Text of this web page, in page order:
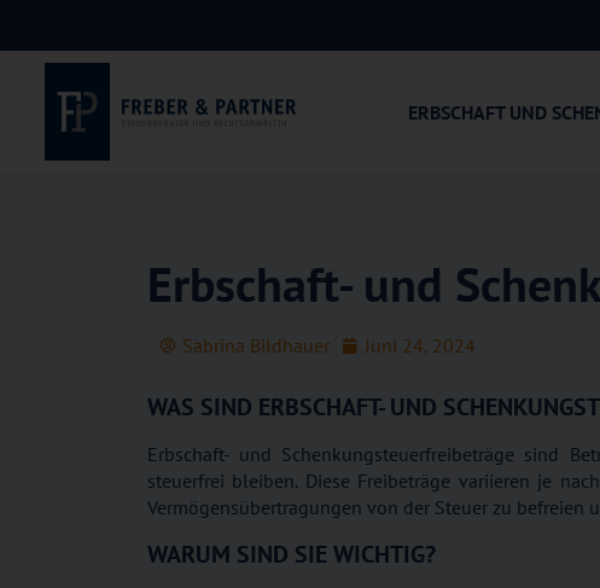
ERBSCHAFT UND
Erbschaft- und
Sabrina Bildhauer Juni 24, 2024
WAS SIND ERBSCHAFT- UND
Erbschaft- und Schenkungsteuerfreibeträge sind
steuerfrei bleiben. Diese Freibeträge variieren je
Vermögensübertragungen von der Steuer zu befreien
WARUM SIND SIE WICHTIG?